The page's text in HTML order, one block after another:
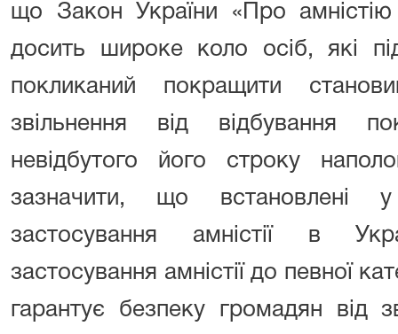
що Закон України «Про
досить широке коло осіб, які
покликаний покращити
звільнення від відбування
невідбутого його строку
зазначити, що встановлені
застосування амністії в
застосування амністії до певної
гарантує безпеку громадян від